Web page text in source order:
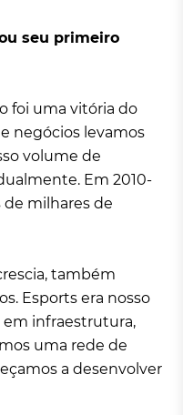
seu primeiro
foi uma vitória do
negócios levamos
volume de
Em 2010-
de milhares de
também
Esports era nosso
em infraestrutura,
uma rede de
a desenvolver